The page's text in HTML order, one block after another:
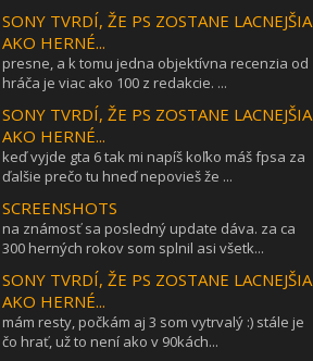
SONY TVRDÍ, ŽE PS ZOSTANE LACNEJŠIA
AKO HERNÉ...
presne, a k tomu jedna objektívna recenzia od
hráča je viac ako 100 z redakcie. ...
SONY TVRDÍ, ŽE PS ZOSTANE LACNEJŠIA
AKO HERNÉ...
keď vyjde gta 6 tak mi napíš koľko máš fpsa za
ďalšie prečo tu hneď nepovieš že ...
SCREENSHOTS
na známosť sa posledný update dáva. za ca
300 herných rokov som splnil asi všetk...
SONY TVRDÍ, ŽE PS ZOSTANE LACNEJŠIA
AKO HERNÉ...
mám resty, počkám aj 3 som vytrvalý :) stále je
čo hrať, už to není ako v 90kách...